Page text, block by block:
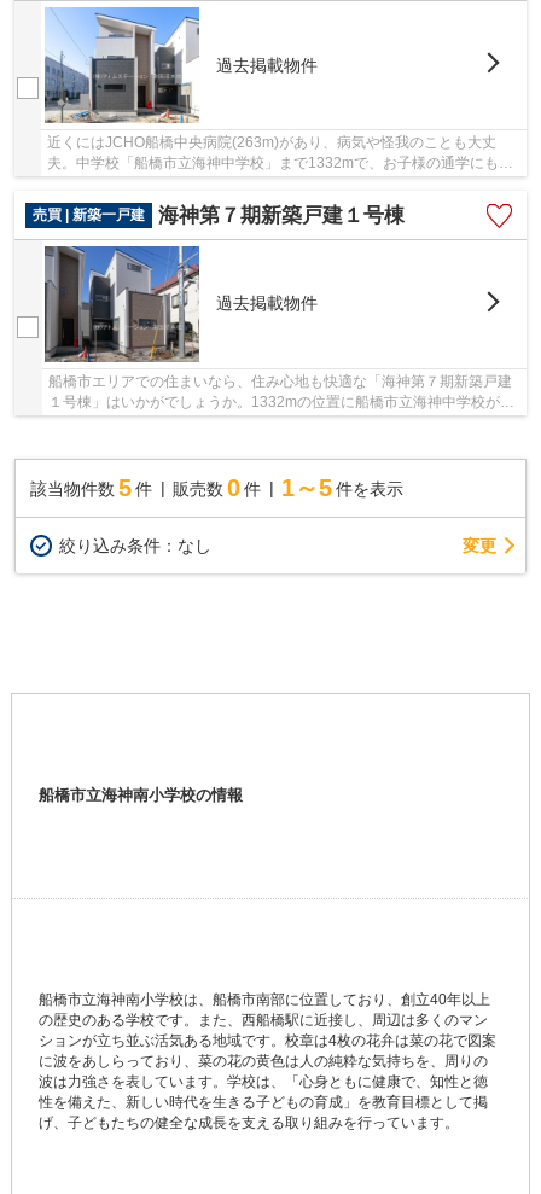
過去掲載物件
近くにはJCHO船橋中央病院(263m)があり、病気や怪我のことも大丈
夫。中学校「船橋市立海神中学校」まで1332mで、お子様の通学にも便
売買 | 新築一戸建
海神第７期新築戸建１号棟
過去掲載物件
船橋市エリアでの住まいなら、住み心地も快適な「海神第７期新築戸建
１号棟」はいかがでしょうか。1332mの位置に船橋市立海神中学校があ
該当物件数 5件 販売数 0 件 1～5 件を表示
絞り込み条件： なし 変更
船橋市立海神南小学校の情報
船橋市立海神南小学校は、船橋市南部に位置しており、創立40年以上
の歴史のある学校です。また、西船橋駅に近接し、周辺は多くのマン
ションが立ち並ぶ活気ある地域です。校章は4枚の花弁は菜の花で図案
に波をあしらっており、菜の花の黄色は人の純粋な気持ちを、周りの
波は力強さを表しています。学校は、「心身ともに健康で、知性と徳
性を備えた、新しい時代を生きる子どもの育成」を教育目標として掲
げ、子どもたちの健全な成長を支える取り組みを行っています。